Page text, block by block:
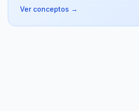
Ver conceptos →